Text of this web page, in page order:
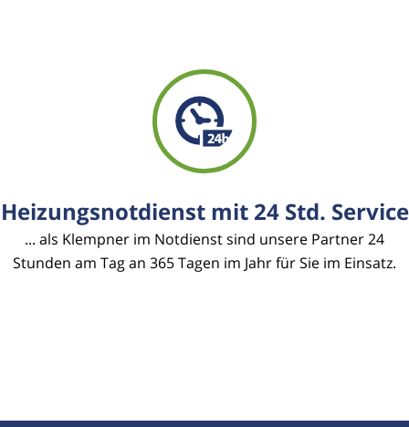
Heizungsnotdienst mit 24 Std. Service
... als Klempner im Notdienst sind unsere Partner 24
Stunden am Tag an 365 Tagen im Jahr für Sie im Einsatz.